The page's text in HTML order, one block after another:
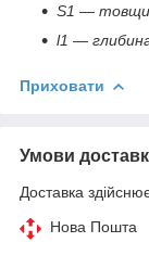
S1 —
l1 —
Приховати
Умови
Доставка
Нова Пошта